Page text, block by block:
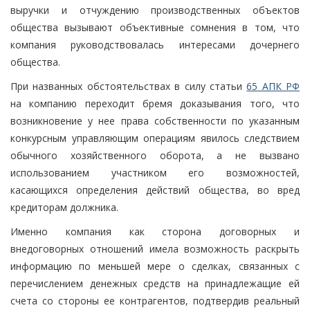
выручки и отчуждению производственных объектов
общества вызывают объективные сомнения в том, что
компания руководствовалась интересами дочернего
общества.
При названных обстоятельствах в силу статьи65 АПК РФ
на компанию переходит бремя доказывания того, что
возникновение у нее права собственности по указанным
конкурсным управляющим операциям явилось следствием
обычного хозяйственного оборота, а не вызвано
использованием участником его возможностей,
касающихся определения действий общества, во вред
кредиторам должника.
Именно компания как сторона договорных и
внедоговорных отношений имела возможность раскрыть
информацию по меньшей мере о сделках, связанных с
перечислением денежных средств на принадлежащие ей
счета со стороны ее контрагентов, подтвердив реальный